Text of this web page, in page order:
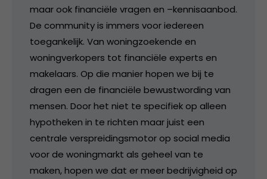
maar ook financiële vragen en –kennisaanbod.
De community is immers voor iedereen
toegankelijk. Van woningzoekende en
woningverkopers tot financiële experts en
makelaars. Op die manier hopen we bij te
dragen een de financiële bewustwording van
mensen. Door het niet te specifiek op alleen
hypotheken in te richten maar juist een
centrale verspreidingsmotor op social media
voor de woningmarkt als geheel van te
maken, hopen we dat er meer bedrijvigheid op